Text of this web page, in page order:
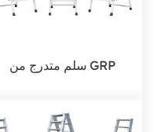
سلم متدرج من GRP